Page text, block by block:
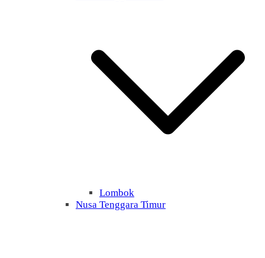
Lombok
Nusa Tenggara Timur